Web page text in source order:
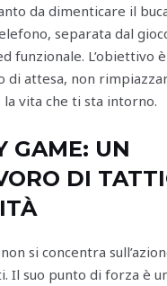
da dimenticare il
separata dal
funzionale. L’obiettivo
di attesa, non
vita che ti sta intorno.
GAME: UN
DI
si concentra
Il suo punto di forza è